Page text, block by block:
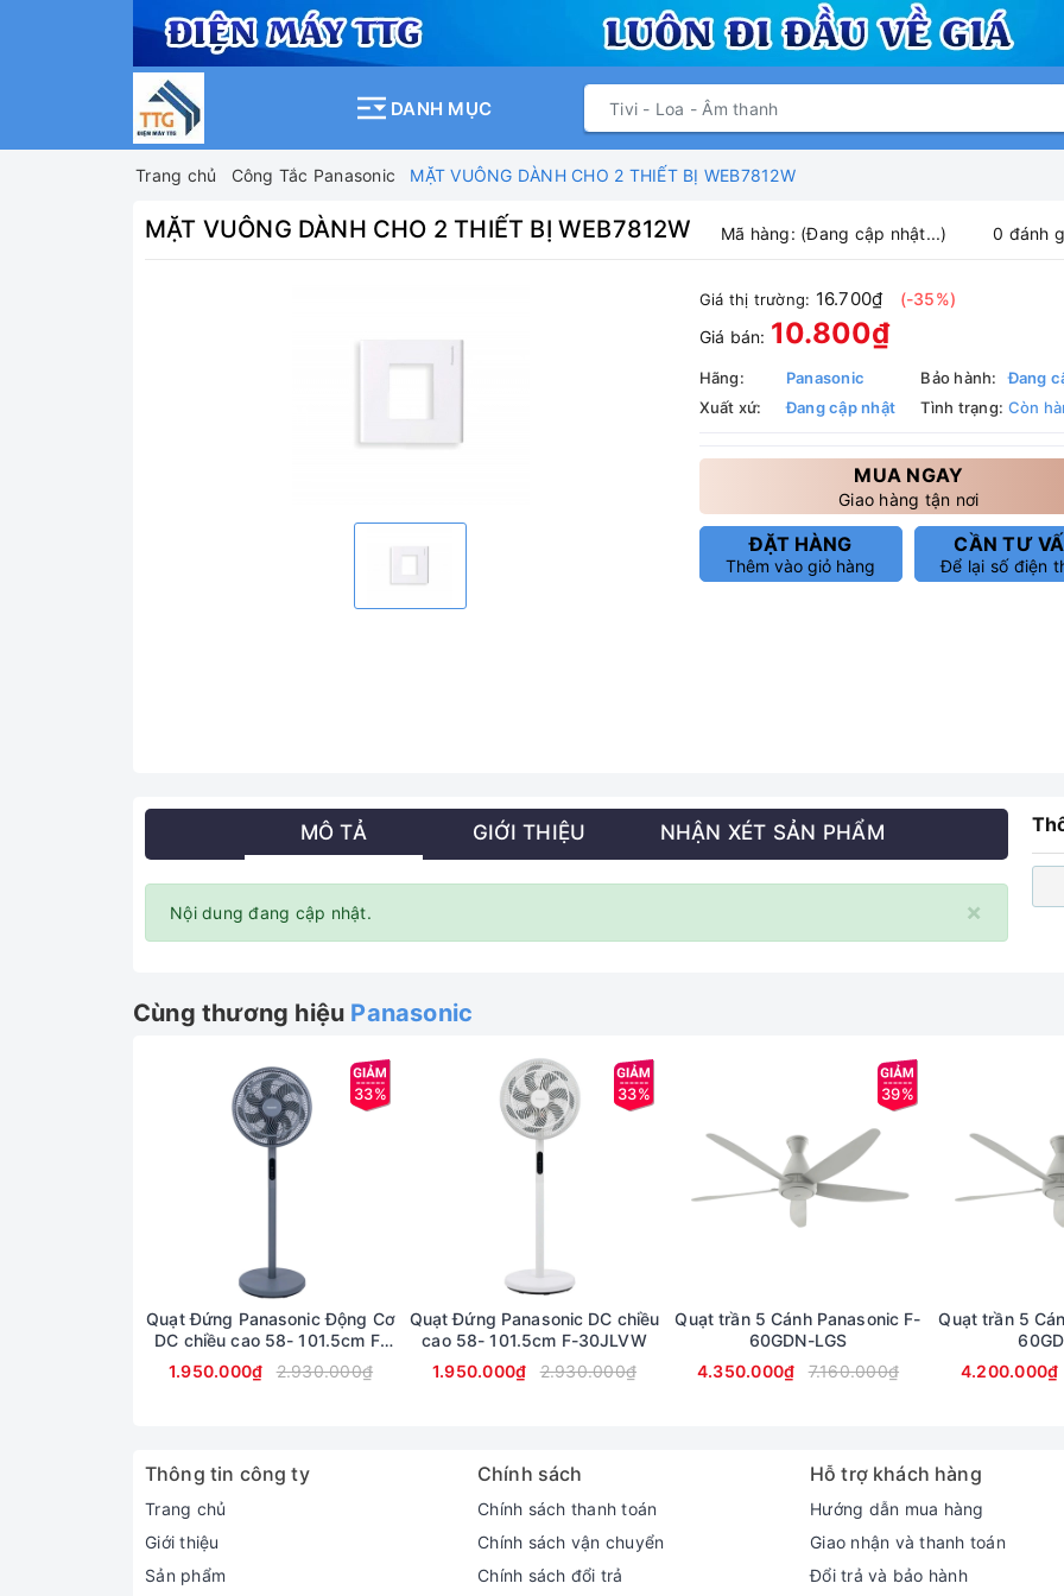
DANH MỤC
Trang chủ Công Tắc Panasonic MẶT VUÔNG DÀNH CHO 2 THIẾT BỊ WEB7812W
MẶT VUÔNG DÀNH CHO 2 THIẾT BỊ WEB7812W Mã hàng: (Đang cập nhật...) 0 đánh
Giá thị trường: 16.700₫
(-35%)
Giá bán: 10.800₫
Hãng:
Panasonic
Xuất xứ:
Đang cập nhật
Bảo hành:
Đang
Tình trạng: Còn
MUA NGAY
Giao hàng tận nơi
ĐẶT HÀNG
Thêm vào giỏ hàng
CẦN TƯ
Để lại số điện
MÔ TẢ GIỚI THIỆU NHẬN XÉT SẢN PHẨM
×
Nội dung đang cập nhật.
Cùng thương hiệu Panasonic
33%
Quạt Đứng Panasonic Động Cơ
DC chiều cao 58- 101.5cm F-
30JLVG
1.950.000₫ 2.930.000₫
33%
Quạt Đứng Panasonic DC chiều
cao 58- 101.5cm F-30JLVW
1.950.000₫
2.930.000₫
39%
Quạt trần 5 Cánh Panasonic F-
60GDN-LGS
4.350.000₫
7.160.000₫
Quạt trần 5
4.200.000₫
Thông tin công ty
Trang chủ
Giới thiệu
Sản phẩm
Chính sách
Chính sách thanh toán
Chính sách vận chuyển
Chính sách đổi trả
Hỗ trợ khách hàng
Hướng dẫn mua hàng
Giao nhận và thanh toán
Đổi trả và bảo hành